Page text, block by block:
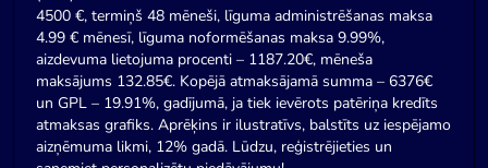
4500 €, termiņš 48 mēneši, līguma administrēšanas maksa
4.99 € mēnesī, līguma noformēšanas maksa 9.99%,
aizdevuma lietojuma procenti – 1187.20€, mēneša
maksājums 132.85€. Kopējā atmaksājamā summa – 6376€
un GPL – 19.91%, gadījumā, ja tiek ievērots patēriņa kredīts
atmaksas grafiks. Aprēķins ir ilustratīvs, balstīts uz iespējamo
aizņēmuma likmi, 12% gadā. Lūdzu, reģistrējieties un